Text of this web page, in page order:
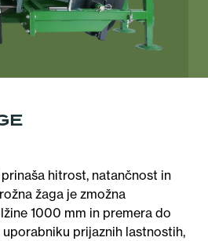
prinaša hitrost, natančnost in
žaga je zmožna
1000 mm in premera do
prijaznih lastnostih,